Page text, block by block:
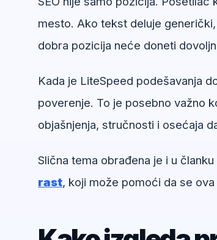
mesto. Ako tekst deluje
dobra pozicija neće doneti
Kada je LiteSpeed podešavanja
poverenje. To je posebno važno
objašnjenja, stručnosti i osećaja
Slična tema obrađena je i u članku
rast, koji može pomoći da se